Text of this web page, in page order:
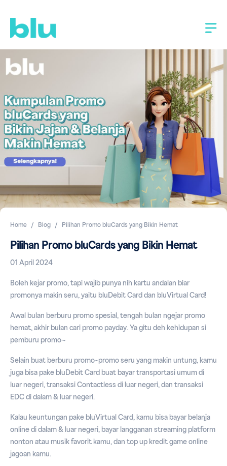
Home Blog Pilihan Promo bluCards yang Bikin Hemat
Pilihan Promo bluCards yang Bikin Hemat
01 April 2024
Boleh kejar promo, tapi wajib punya nih kartu andalan biar
promonya makin seru, yaitu bluDebit Card dan bluVirtual Card!
Awal bulan berburu promo spesial, tengah bulan ngejar promo
hemat, akhir bulan cari promo payday. Ya gitu deh kehidupan si
pemburu promo~
Selain buat berburu promo-promo seru yang makin untung, kamu
juga bisa pake bluDebit Card buat bayar transportasi umum di
luar negeri, transaksi Contactless di luar negeri, dan transaksi
EDC di dalam & luar negeri.
Kalau keuntungan pake bluVirtual Card, kamu bisa bayar belanja
online di dalam & luar negeri, bayar langganan streaming platform
nonton atau musik favorit kamu, dan top up kredit game online
jagoan kamu.